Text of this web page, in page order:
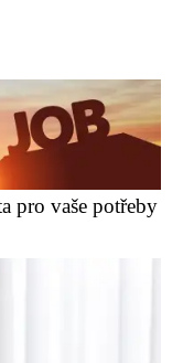
pro vaše potřeby